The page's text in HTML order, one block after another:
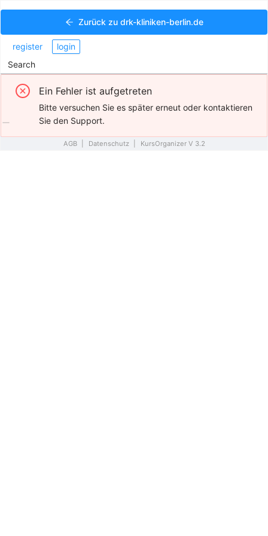
Zurück zu drk-kliniken-berlin.de
Search
register login
Ein Fehler ist aufgetreten
Bitte versuchen Sie es später erneut oder kontaktieren
Sie den Support.
AGB Datenschutz KursOrganizer V 3.2